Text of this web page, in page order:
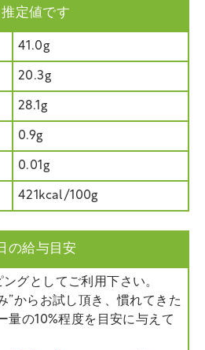
定値です
41.0g
20.3g
28.1g
0.9g
0.01g
421kcal/100g
の給与目安
グとしてご利用下さい。
”からお試し頂き、慣れてきた
量の10%程度を目安に与えて